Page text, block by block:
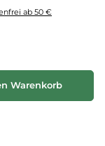
ab 50 €
die Schaltflächen
Warenkorb